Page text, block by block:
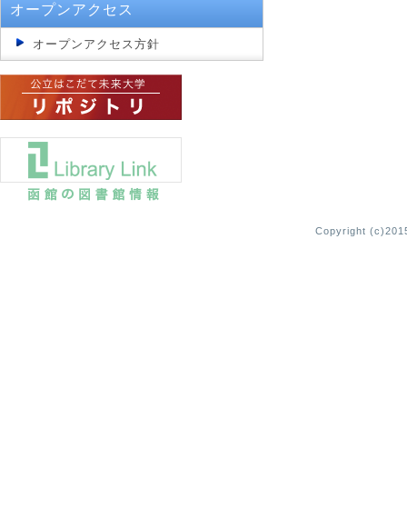
オープンアクセス
オープンアクセス方針
Copyright